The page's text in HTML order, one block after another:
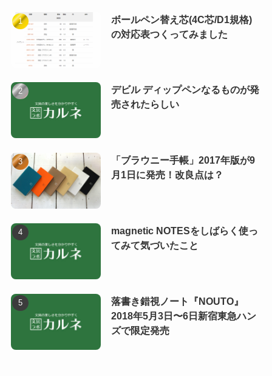
ボールペン替え芯(4C芯/D1規格)
の対応表つくってみました
デビル ディップペンなるものが発
売されたらしい
「ブラウニー手帳」2017年版が9
月1日に発売！改良点は？
magnetic NOTESをしばらく使っ
てみて気づいたこと
落書き錯視ノート『NOUTO』
2018年5月3日〜6日新宿東急ハン
ズで限定発売